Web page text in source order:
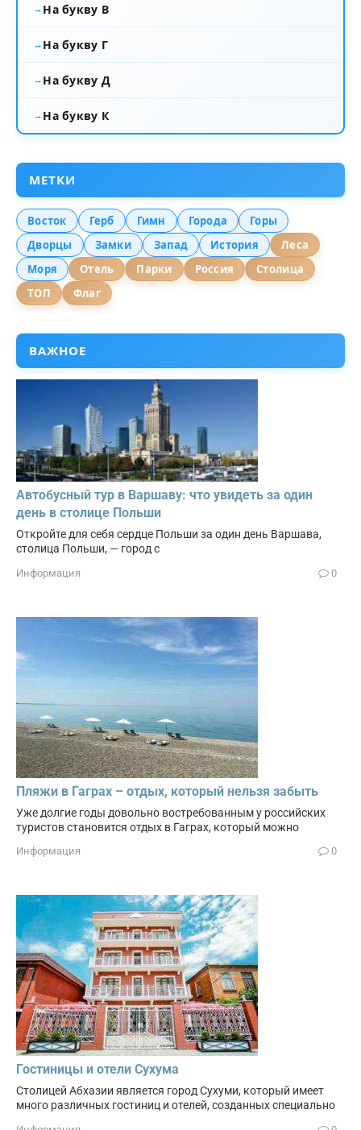
На букву В
На букву Г
На букву Д
На букву К
МЕТКИ
Восток Герб Гимн Города
Горы
Дворцы
Замки Запад История
Леса
Моря
Отель Парки Россия
Столица
ТОП
Флаг
ВАЖНОЕ
Автобусный тур в Варшаву: что увидеть за один
день в столице Польши
Откройте для себя сердце Польши за один день Варшава,
столица Польши, — город с
Информация 0
Пляжи в Гаграх – отдых, который нельзя забыть
Уже долгие годы довольно востребованным у российских
туристов становится отдых в Гаграх, который можно
Информация 0
Гостиницы и отели Сухума
Столицей Абхазии является город Сухуми, который имеет
много различных гостиниц и отелей, созданных специально